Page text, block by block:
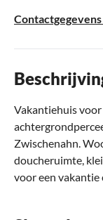
Vakantiehuis
Zwischenahn.
doucheruimte,
voor een vakantie